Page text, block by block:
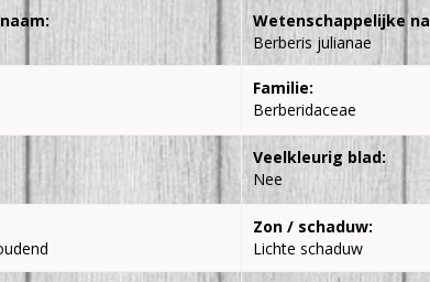
Wetenschappelijke
Berberis julianae
Familie:
Berberidaceae
Veelkleurig blad:
Nee
Zon / schaduw:
Lichte schaduw